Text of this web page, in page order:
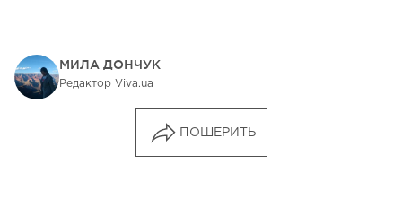
МИЛА ДОНЧУК
Редактор Viva.ua
ПОШЕРИТЬ